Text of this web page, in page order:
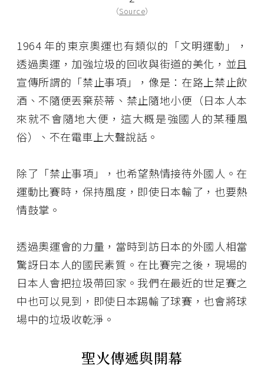
（Source）
1964 年的東京奧運也有類似的「文明運動」，
透過奧運，加強垃圾的回收與街道的美化，並且
宣傳所謂的「禁止事項」，像是：在路上禁止飲
酒、不隨便丟棄菸蒂、禁止隨地小便（日本人本
來就不會隨地大便，這大概是強國人的某種風
俗）、不在電車上大聲說話。
除了「禁止事項」，也希望熱情接待外國人。在
運動比賽時，保持風度，即使日本輸了，也要熱
情鼓掌。
透過奧運會的力量，當時到訪日本的外國人相當
驚訝日本人的國民素質。在比賽完之後，現場的
日本人會把拉圾帶回家。我們在最近的世足賽之
中也可以見到，即使日本踢輸了球賽，也會將球
場中的垃圾收乾淨。
聖火傳遞與開幕